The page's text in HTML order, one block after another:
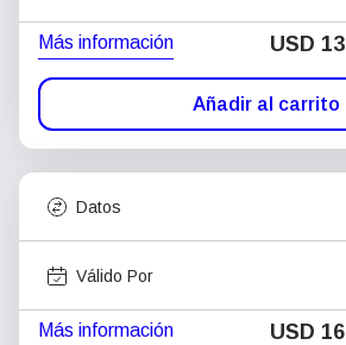
Más información USD 13
Añadir al carrito
Datos
Válido Por
Más información USD 16